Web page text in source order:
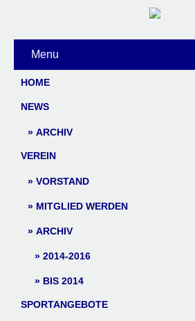
Menu
HOME
NEWS
ARCHIV
VEREIN
VORSTAND
MITGLIED WERDEN
ARCHIV
2014-2016
BIS 2014
SPORTANGEBOTE